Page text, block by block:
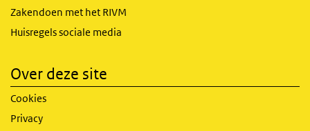
Zakendoen met het RIVM
Huisregels sociale media
Over deze site
Cookies
Privacy